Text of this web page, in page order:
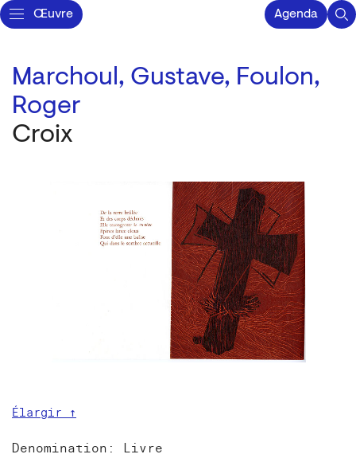
Œuvre Agenda
Marchoul, Gustave, Foulon,
Roger
Croix
Élargir ↑
Denomination: Livre